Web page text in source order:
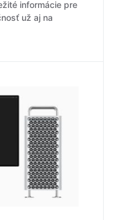
informácie pre
už aj na